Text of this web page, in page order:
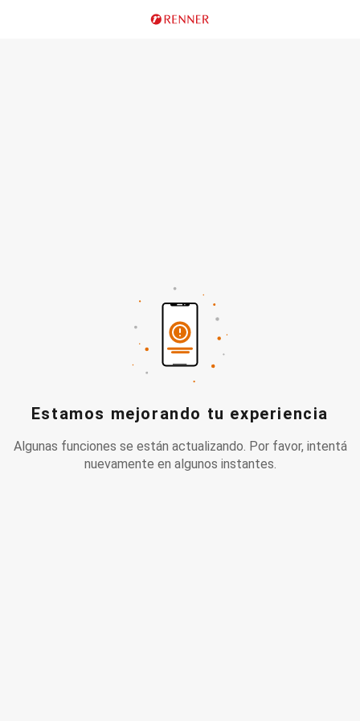
Estamos mejorando tu experiencia
Algunas funciones se están actualizando. Por favor, intentá
nuevamente en algunos instantes.